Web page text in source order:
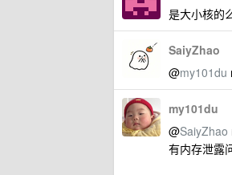
是大小核的
SaiyZhao
@my101du
my101du
@SaiyZhao
有内存泄露